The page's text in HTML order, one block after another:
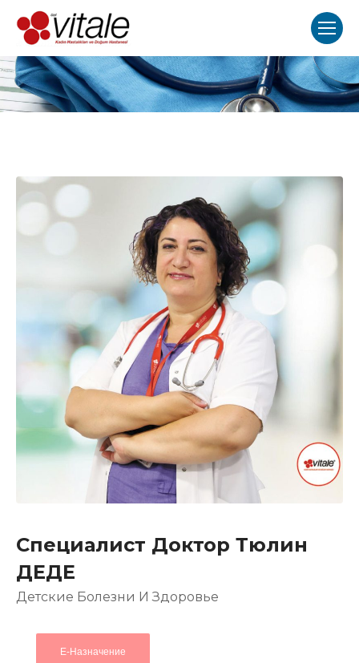
Вы здесь:
Специалист Доктор Тюлин
ДЕДЕ
Детские Болезни И Здоровье
Е-Назначение